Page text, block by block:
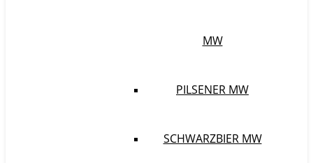
MW
PILSENER MW
SCHWARZBIER MW